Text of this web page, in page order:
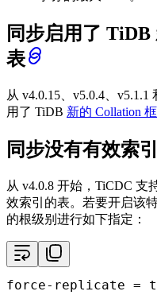
同步启用了
表
从 v4.0.15、v5.0.4、
用了 TiDB 新的 Collation
同步没有有效索
从 v4.0.8 开始，TiCDC
效索引的表。若要开启该
的根级别进行如下指定：
force-replicate =